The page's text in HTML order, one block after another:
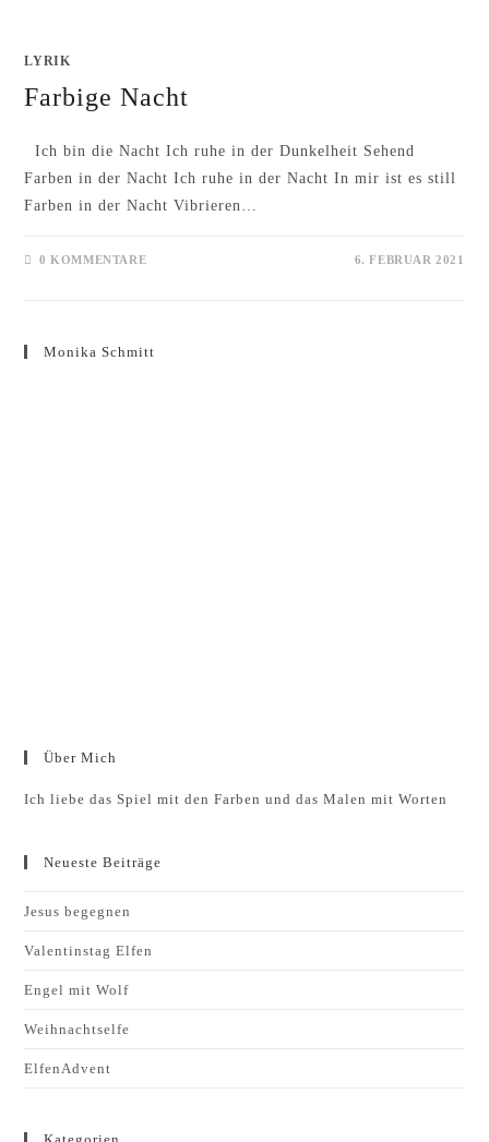
LYRIK
Farbige Nacht
Ich bin die Nacht Ich ruhe in der Dunkelheit Sehend
Farben in der Nacht Ich ruhe in der Nacht In mir ist es still
Farben in der Nacht Vibrieren…
0 KOMMENTARE 6. FEBRUAR 2021
Monika Schmitt
Über Mich
Ich liebe das Spiel mit den Farben und das Malen mit Worten
Neueste Beiträge
Jesus begegnen
Valentinstag Elfen
Engel mit Wolf
Weihnachtselfe
ElfenAdvent